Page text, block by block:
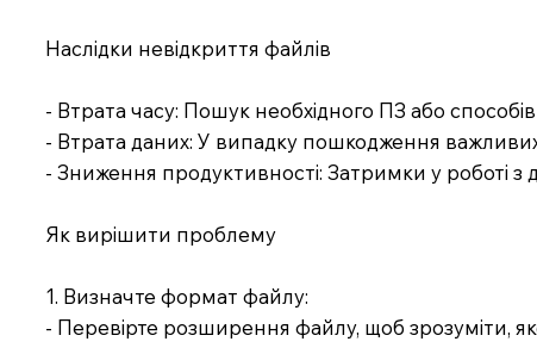
Наслідки невідкриття файлів
- Втрата часу: Пошук необхідного ПЗ або
- Втрата даних: У випадку пошкодження
- Зниження продуктивності: Затримки у роботі
Як вирішити проблему
1. Визначте формат файлу:
- Перевірте розширення файлу, щоб зрозуміти,